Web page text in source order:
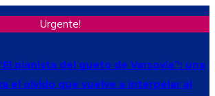
Urgente!
pianista del gueto de Varsovia”: una
el olvido que vuelve a interpelar al